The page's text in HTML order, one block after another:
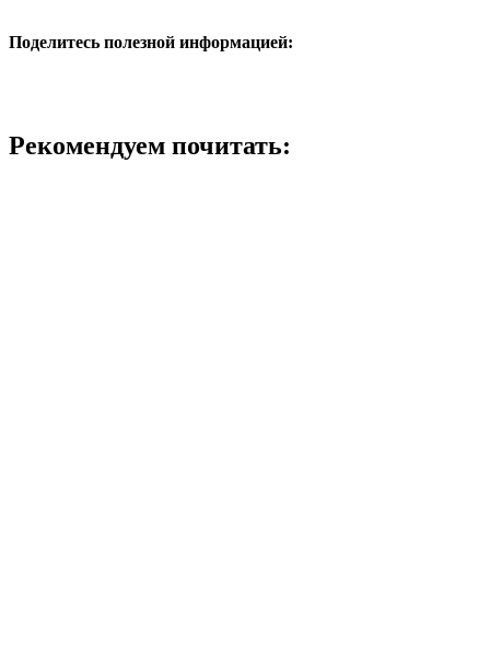
Поделитесь полезной информацией:
Рекомендуем почитать: